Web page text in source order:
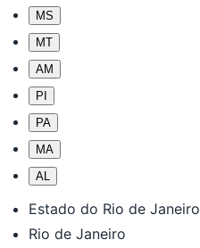
MS
MT
AM
PI
PA
MA
AL
Estado do Rio de Janeiro
Rio de Janeiro